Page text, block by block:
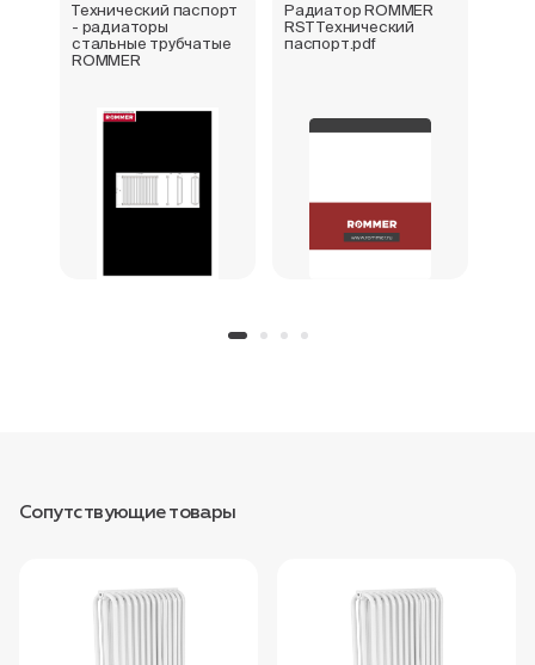
Технический паспорт
- радиаторы
стальные трубчатые
ROMMER
Радиатор ROMMER
RST Технический
паспорт.pdf
Сопутствующие товары